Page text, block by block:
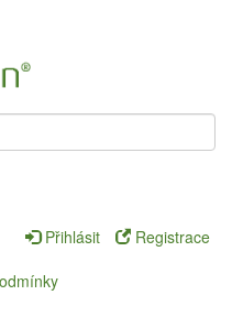
Přihlásit
Registrace